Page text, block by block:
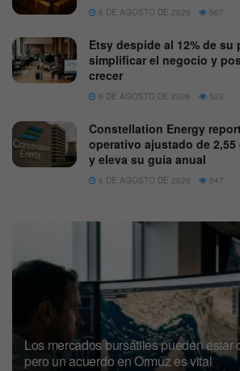
6 DE AGOSTO DE 2026 567
Etsy despide al 12% de su
simplificar el negocio y
crecer
6 DE AGOSTO DE 2026 523
Constellation Energy
operativo ajustado de
y eleva su guía anual
6 DE AGOSTO DE 2026 547
Los mercados bursátiles pueden estar
pero un acuerdo en Ormuz es vital